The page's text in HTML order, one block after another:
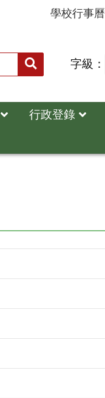
學校行事曆
送出 字級：
行政登錄